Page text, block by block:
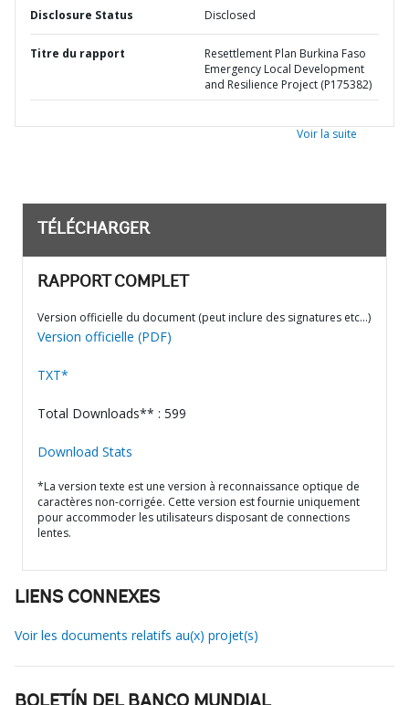
Disclosure Status Disclosed
Titre du rapport
Resettlement Plan Burkina Faso
Emergency Local Development
and Resilience Project (P175382)
Voir la suite
TÉLÉCHARGER
RAPPORT COMPLET
Version officielle du document (peut inclure des signatures etc…)
Version officielle (PDF)
TXT*
Total Downloads** : 599
Download Stats
*La version texte est une version à reconnaissance optique de
caractères non-corrigée. Cette version est fournie uniquement
pour accommoder les utilisateurs disposant de connections
lentes.
LIENS CONNEXES
Voir les documents relatifs au(x) projet(s)